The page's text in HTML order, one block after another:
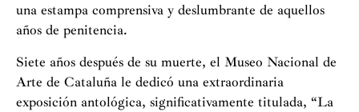
una estampa comprensiva y deslumbrante de aquellos
años de penitencia.
Siete años después de su muerte, el Museo Nacional de
Arte de Cataluña le dedicó una extraordinaria
exposición antológica, significativamente titulada, “La